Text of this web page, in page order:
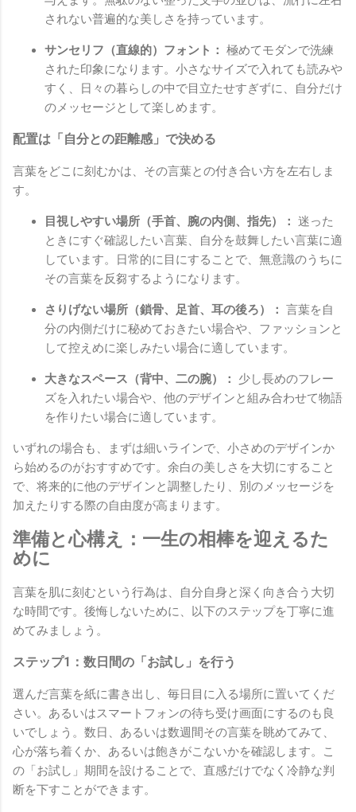
されない普遍的な美しさを持っています。
サンセリフ（直線的）フォント： 極めてモダンで洗練
された印象になります。小さなサイズで入れても読みや
すく、日々の暮らしの中で目立たせすぎずに、自分だけ
のメッセージとして楽しめます。
配置は「自分との距離感」で決める
言葉をどこに刻むかは、その言葉との付き合い方を左右しま
す。
目視しやすい場所（手首、腕の内側、指先）： 迷った
ときにすぐ確認したい言葉、自分を鼓舞したい言葉に適
しています。日常的に目にすることで、無意識のうちに
その言葉を反芻するようになります。
さりげない場所（鎖骨、足首、耳の後ろ）： 言葉を自
分の内側だけに秘めておきたい場合や、ファッションと
して控えめに楽しみたい場合に適しています。
大きなスペース（背中、二の腕）：
少し長めのフレー
ズを入れたい場合や、他のデザインと組み合わせて物語
を作りたい場合に適しています。
いずれの場合も、まずは細いラインで、小さめのデザインか
ら始めるのがおすすめです。余白の美しさを大切にすること
で、将来的に他のデザインと調整したり、別のメッセージを
加えたりする際の自由度が高まります。
準備と心構え：一生の相棒を迎えるた
めに
言葉を肌に刻むという行為は、自分自身と深く向き合う大切
な時間です。後悔しないために、以下のステップを丁寧に進
めてみましょう。
ステップ1：数日間の「お試し」を行う
選んだ言葉を紙に書き出し、毎日目に入る場所に置いてくだ
さい。あるいはスマートフォンの待ち受け画面にするのも良
いでしょう。数日、あるいは数週間その言葉を眺めてみて、
心が落ち着くか、あるいは飽きがこないかを確認します。こ
の「お試し」期間を設けることで、直感だけでなく冷静な判
断を下すことができます。